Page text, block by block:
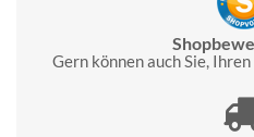
Gern können auch Sie,